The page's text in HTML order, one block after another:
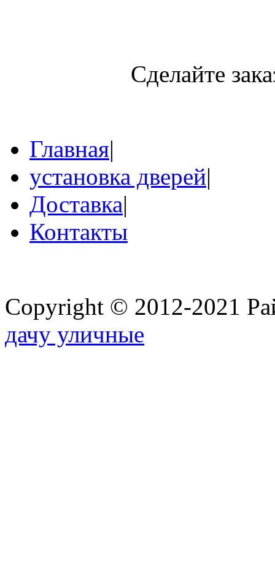
Сделайте
Главная|
установка дверей|
Доставка|
Контакты
Copyright © 2012-2021
дачу уличные